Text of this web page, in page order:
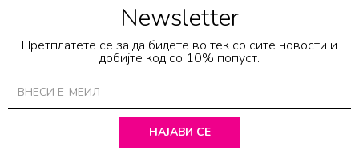
Newsletter
Претплатете се за да бидете во тек со сите новости и
добијте код со 10% попуст.
НАЈАВИ СЕ